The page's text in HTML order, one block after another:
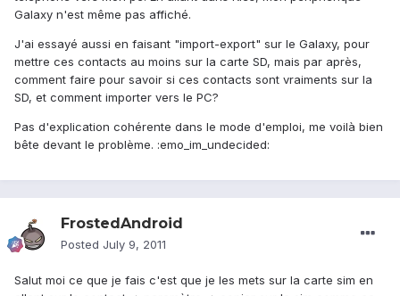
Galaxy n'est même pas affiché.
J'ai essayé aussi en faisant "import-export" sur le Galaxy, pour
mettre ces contacts au moins sur la carte SD, mais par après,
comment faire pour savoir si ces contacts sont vraiments sur la
SD, et comment importer vers le PC?
Pas d'explication cohérente dans le mode d'emploi, me voilà bien
bête devant le problème. :emo_im_undecided:
FrostedAndroid
Posted July 9, 2011
Salut moi ce que je fais c'est que je les mets sur la carte sim en